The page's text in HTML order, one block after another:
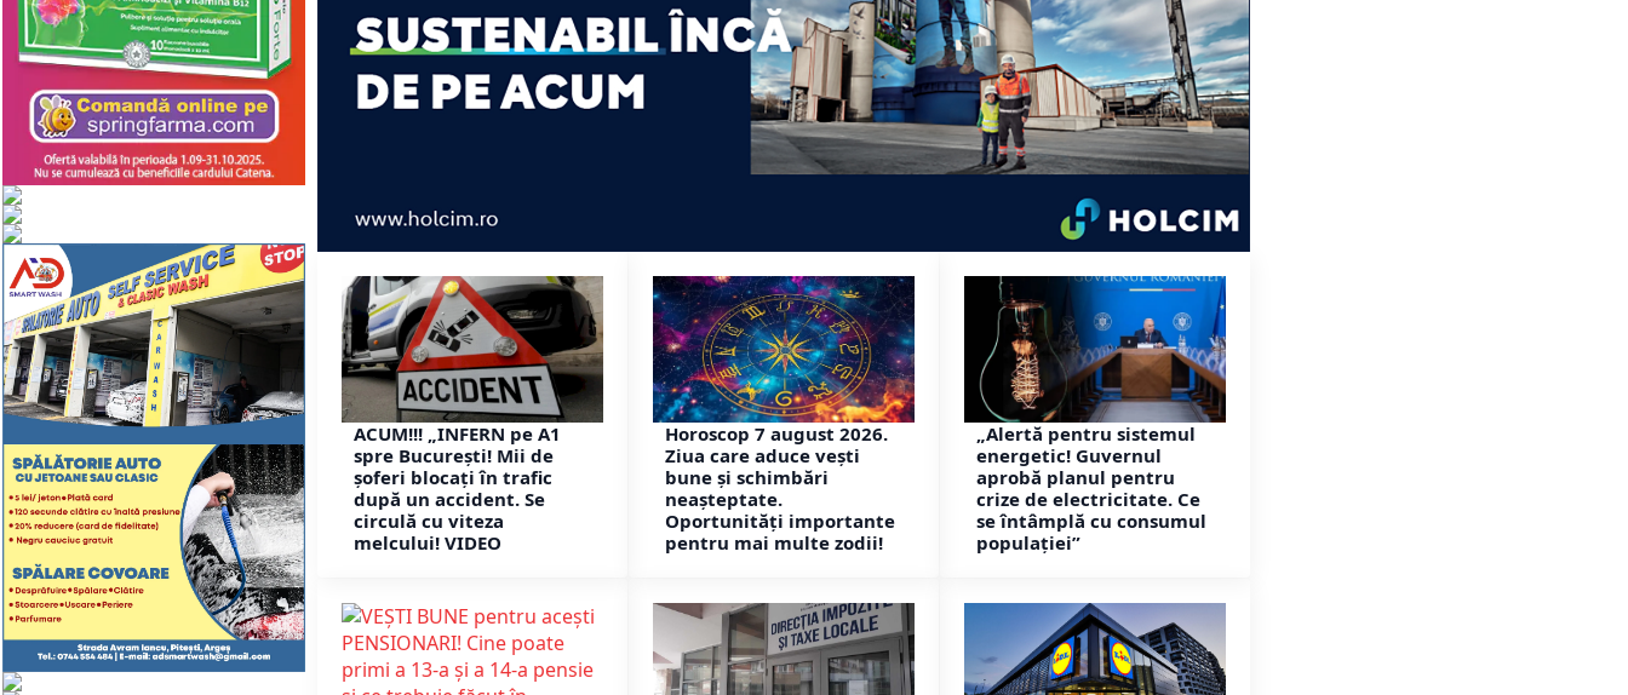
ACUM!!! „INFERN pe A1
spre București! Mii de
șoferi blocați în trafic
după un accident. Se
circulă cu viteza
melcului! VIDEO
Horoscop 7 august 2026.
Ziua care aduce vești
bune și schimbări
neașteptate.
Oportunități importante
pentru mai multe zodii!
„Alertă pentru sistemul
energetic! Guvernul
aprobă planul pentru
crize de electricitate. Ce
se întâmplă cu consumul
populației”